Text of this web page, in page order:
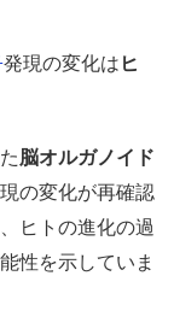
発現の変化は ヒ
脳オルガノイド
の変化が再確認
ヒトの進化の過
性を示していま